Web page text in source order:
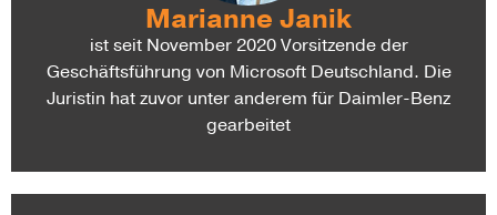
Marianne Janik
ist seit November 2020 Vorsitzende der
Geschäftsführung von Microsoft Deutschland. Die
Juristin hat zuvor unter anderem für Daimler-Benz
gearbeitet